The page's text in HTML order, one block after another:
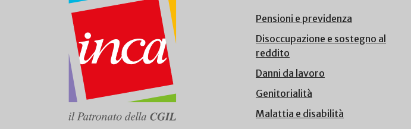
Pensioni e previdenza
Disoccupazione e sostegno al
reddito
Danni da lavoro
Genitorialità
Malattia e disabilità